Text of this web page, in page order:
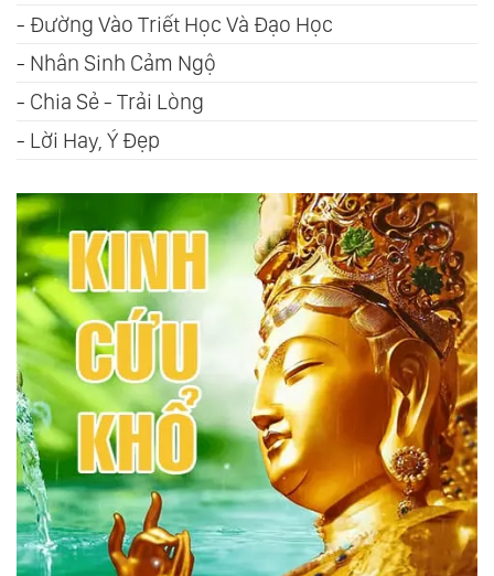
- Đường Vào Triết Học Và Đạo Học
- Nhân Sinh Cảm Ngộ
- Chia Sẻ - Trải Lòng
- Lời Hay, Ý Đẹp